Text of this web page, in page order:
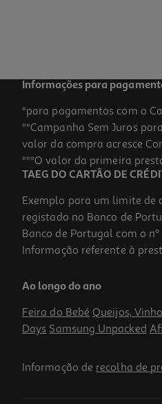
Informações para
*para pagamentos com o
**Campanha Sem Juros
valor da compra acresce
***O valor da primeira
TAEG DO CARTÃO DE
Exemplo para um limite de
registado no Banco de
Banco de Portugal com o nº
Informação referente à
Ao longo do ano
Feira do Bebé Queijos,
Days Samsung Unpacked
Informação de recolha de